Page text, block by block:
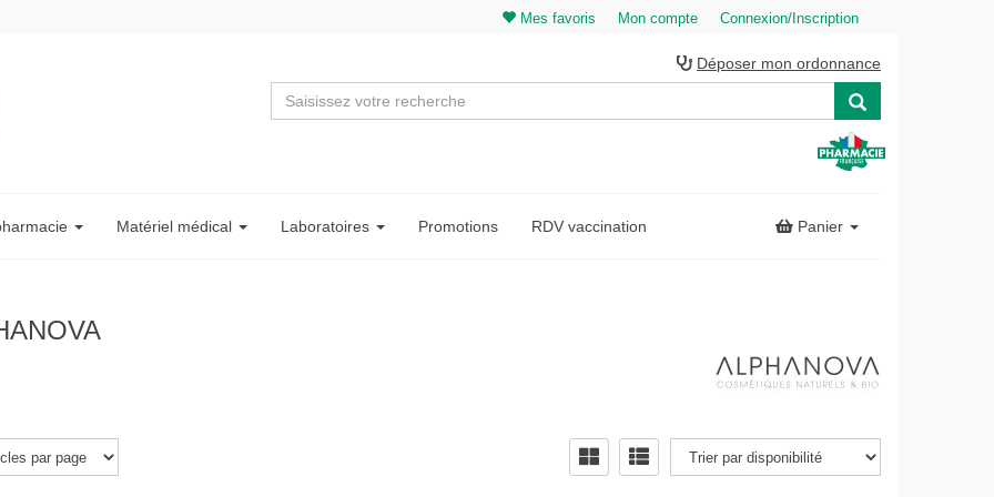
Mes favoris Mon compte Connexion/Inscription
Déposer mon ordonnance
Matériel médical Laboratoires Promotions RDV vaccination Panier